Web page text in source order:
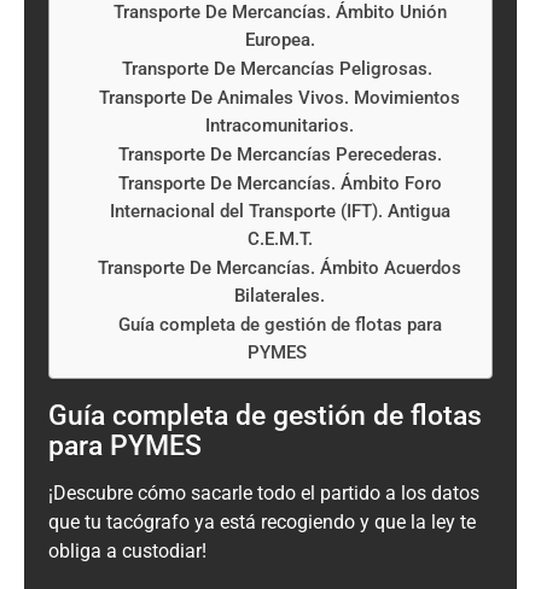
Transporte De Mercancías. Ámbito Unión
Europea.
Transporte De Mercancías Peligrosas.
Transporte De Animales Vivos. Movimientos
Intracomunitarios.
Transporte De Mercancías Perecederas.
Transporte De Mercancías. Ámbito Foro
Internacional del Transporte (IFT). Antigua
C.E.M.T.
Transporte De Mercancías. Ámbito Acuerdos
Bilaterales.
Guía completa de gestión de flotas para
PYMES
Guía completa de gestión de flotas
para PYMES
¡Descubre cómo sacarle todo el partido a los datos
que tu tacógrafo ya está recogiendo y que la ley te
obliga a custodiar!